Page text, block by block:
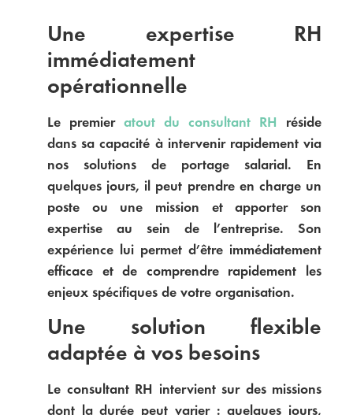
Une expertise RH
immédiatement
opérationnelle
Le premier atout du consultant RH
réside
dans sa capacité à intervenir rapidement via
nos solutions de portage salarial. En
quelques jours, il peut prendre en charge un
poste ou une mission et apporter son
expertise au sein de l’entreprise. Son
expérience lui permet d’être immédiatement
efficace et de comprendre rapidement les
enjeux spécifiques de votre organisation.
Une solution flexible
adaptée à vos besoins
Le consultant RH intervient sur des missions
dont la durée peut varier : quelques jours,